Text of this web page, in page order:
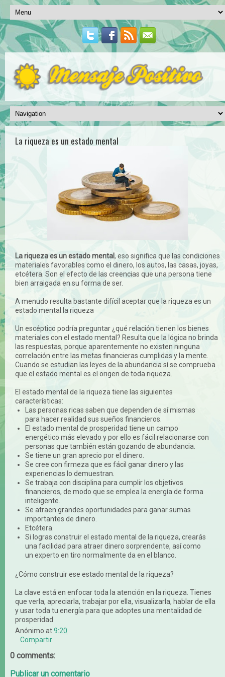
La riqueza es un estado mental
La riqueza es un estado mental, eso significa que las condiciones
materiales favorables como el dinero, los autos, las casas, joyas,
etcétera. Son el efecto de las creencias que una persona tiene
bien arraigada en su forma de ser.
A menudo resulta bastante difícil aceptar que la riqueza es un
estado mental.la riqueza
Un escéptico podría preguntar ¿qué relación tienen los bienes
materiales con el estado mental? Resulta que la lógica no brinda
las respuestas, porque aparentemente no existen ninguna
correlación entre las metas financieras cumplidas y la mente.
Cuando se estudian las leyes de la abundancia sí se comprueba
que el estado mental es el origen de toda riqueza.
El estado mental de la riqueza tiene las siguientes
características:
Las personas ricas saben que dependen de sí mismas
para hacer realidad sus sueños financieros.
El estado mental de prosperidad tiene un campo
energético más elevado y por ello es fácil relacionarse con
personas que también están gozando de abundancia.
Se tiene un gran aprecio por el dinero.
Se cree con firmeza que es fácil ganar dinero y las
experiencias lo demuestran.
Se trabaja con disciplina para cumplir los objetivos
financieros, de modo que se emplea la energía de forma
inteligente.
Se atraen grandes oportunidades para ganar sumas
importantes de dinero.
Etcétera.
Si logras construir el estado mental de la riqueza, crearás
una facilidad para atraer dinero sorprendente, así como
un experto en tiro normalmente da en el blanco.
¿Cómo construir ese estado mental de la riqueza?
La clave está en enfocar toda la atención en la riqueza. Tienes
que verla, apreciarla, trabajar por ella, visualizarla, hablar de ella
y usar toda tu energía para que adoptes una mentalidad de
prosperidad
Anónimo at9:20
Compartir
0 comments:
Publicar un comentario